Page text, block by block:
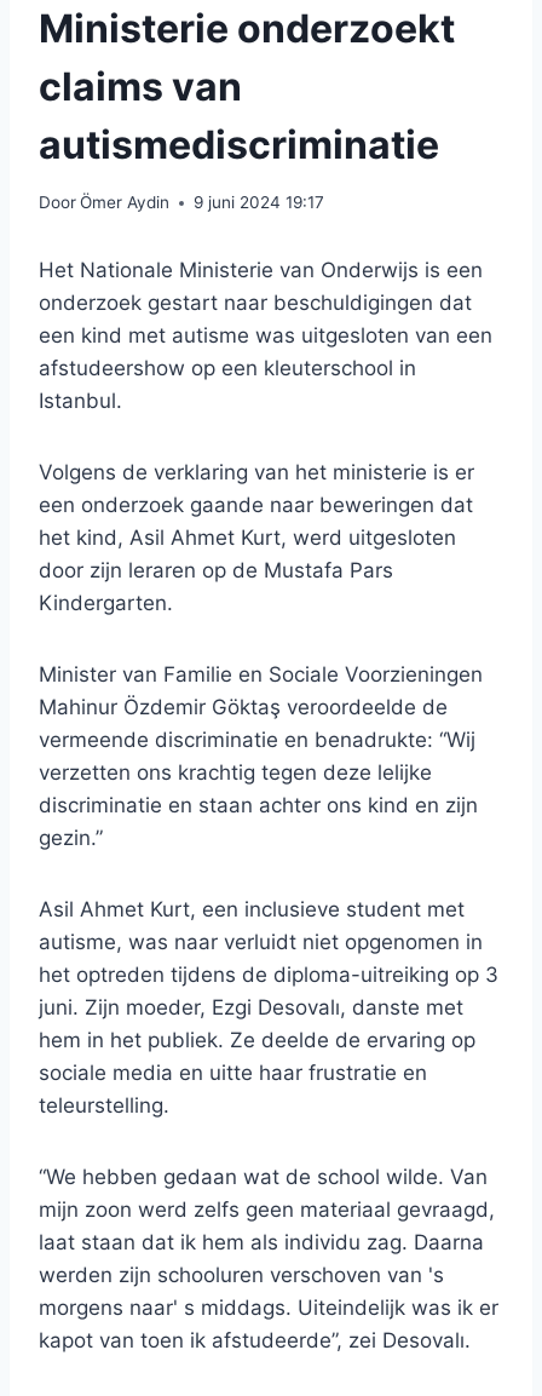
Ministerie onderzoekt
claims van
autismediscriminatie
DoorÖmer Aydin 9 juni 2024 19:17
Het Nationale Ministerie van Onderwijs is een
onderzoek gestart naar beschuldigingen dat
een kind met autisme was uitgesloten van een
afstudeershow op een kleuterschool in
Istanbul.
Volgens de verklaring van het ministerie is er
een onderzoek gaande naar beweringen dat
het kind, Asil Ahmet Kurt, werd uitgesloten
door zijn leraren op de Mustafa Pars
Kindergarten.
Minister van Familie en Sociale Voorzieningen
Mahinur Özdemir Göktaş veroordeelde de
vermeende discriminatie en benadrukte: “Wij
verzetten ons krachtig tegen deze lelijke
discriminatie en staan ​​achter ons kind en zijn
gezin.”
Asil Ahmet Kurt, een inclusieve student met
autisme, was naar verluidt niet opgenomen in
het optreden tijdens de diploma-uitreiking op 3
juni. Zijn moeder, Ezgi Desovalı, danste met
hem in het publiek. Ze deelde de ervaring op
sociale media en uitte haar frustratie en
teleurstelling.
“We hebben gedaan wat de school wilde. Van
mijn zoon werd zelfs geen materiaal gevraagd,
laat staan ​​dat ik hem als individu zag. Daarna
werden zijn schooluren verschoven van 's
morgens naar' s middags. Uiteindelijk was ik er
kapot van toen ik afstudeerde”, zei Desovalı.